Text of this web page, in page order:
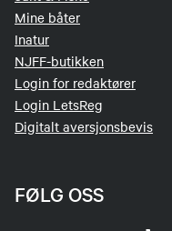
Mine båter
Inatur
NJFF-butikken
Login for redaktører
Login LetsReg
Digitalt aversjonsbevis
FØLG OSS